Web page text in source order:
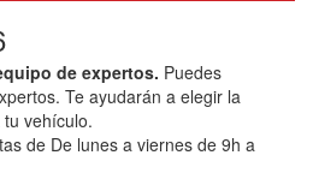
de expertos. Puedes
Te ayudarán a elegir la
vehículo.
de De lunes a viernes de 9h a